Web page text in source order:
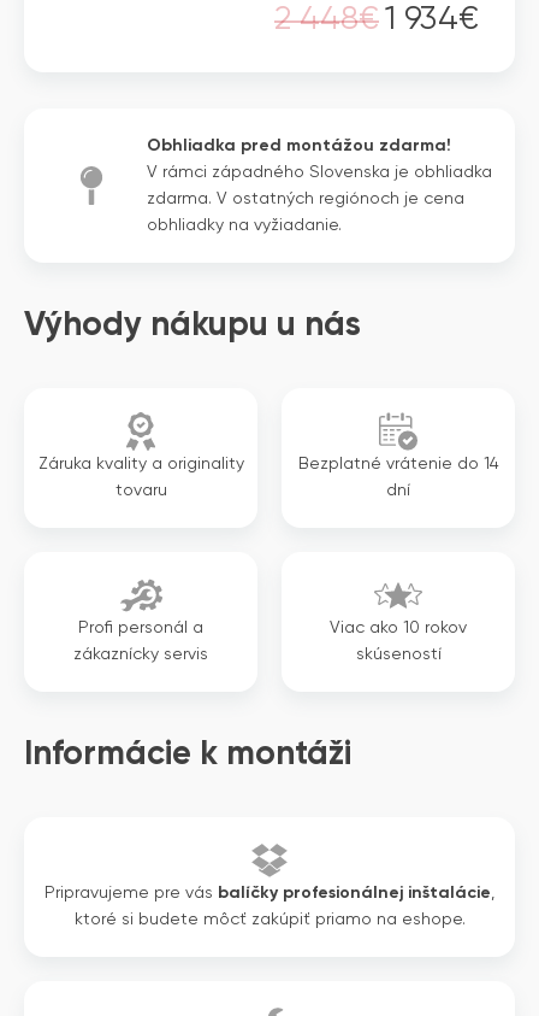
2 448€
Pôvodná
2
448€.
1 934€
Aktuálna
1
934€.
Obhliadka pred montážou zdarma!
V rámci západného Slovenska je obhliadka
zdarma. V ostatných regiónoch je cena
obhliadky na vyžiadanie.
Výhody nákupu u nás
Záruka kvality a originality
tovaru
Bezplatné vrátenie do 14
dní
Profi personál a
zákaznícky servis
Viac ako 10 rokov
skúseností
Informácie k montáži
Pripravujeme pre vás balíčky profesionálnej inštalácie
ktoré si budete môcť zakúpiť priamo na eshope.